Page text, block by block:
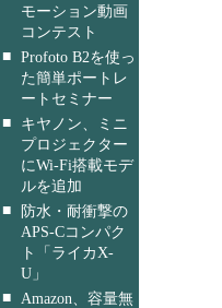
モーション動画
コンテスト
■ Profoto B2を使っ
た簡単ポートレ
ートセミナー
■
キヤノン、ミニ
プロジェクター
にWi-Fi搭載モデ
ルを追加
■
防水・耐衝撃の
APS-Cコンパク
ト「ライカX-
U」
■
Amazon、容量無